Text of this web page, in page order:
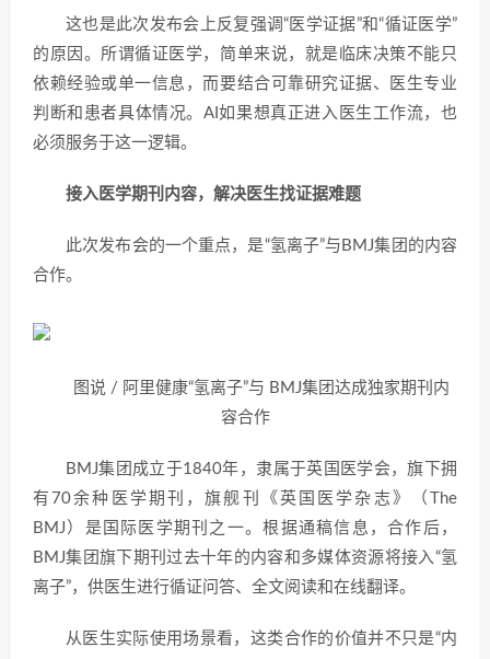
这也是此次发布会上反复强调“医学证据”和“循证医学”
的原因。所谓循证医学，简单来说，就是临床决策不能只
依赖经验或单一信息，而要结合可靠研究证据、医生专业
判断和患者具体情况。AI如果想真正进入医生工作流，也
必须服务于这一逻辑。
接入医学期刊内容，解决医生找证据难题
此次发布会的一个重点，是“氢离子”与BMJ集团的内容
合作。
图说 / 阿里健康“氢离子”与 BMJ集团达成独家期刊内
容合作
BMJ集团成立于1840年，隶属于英国医学会，旗下拥
有70余种医学期刊，旗舰刊《英国医学杂志》（The
BMJ）是国际医学期刊之一。根据通稿信息，合作后，
BMJ集团旗下期刊过去十年的内容和多媒体资源将接入“氢
离子”，供医生进行循证问答、全文阅读和在线翻译。
从医生实际使用场景看，这类合作的价值并不只是“内